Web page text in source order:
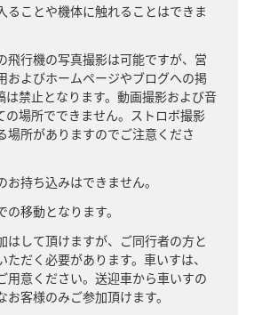
ることや機体に触れることはできま
飛行機の写真撮影は可能ですが、営
およびホームページやブログへの掲
は禁止となります。動画撮影および音
の場所でできません。ストロボ撮影
場所がありますのでご注意くださ
お持ち込みはできません。
移動となります。
はして頂けますが、ご同行者の方と
ただく必要があります。車いすは、
用意ください。送迎車から車いすの
客様のみご参加頂けます。